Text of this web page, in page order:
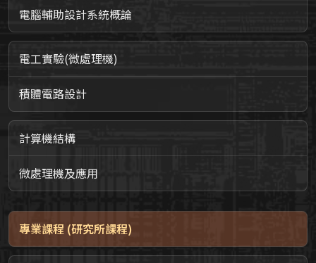
電腦輔助設計系統概論
電工實驗(微處理機)
積體電路設計
計算機結構
微處理機及應用
專業課程 (研究所課程)